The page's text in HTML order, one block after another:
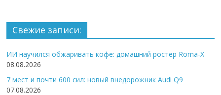
Свежие записи:
ИИ научился обжаривать кофе: домашний ростер Roma-X
08.08.2026
7 мест и почти 600 сил: новый внедорожник Audi Q9
07.08.2026